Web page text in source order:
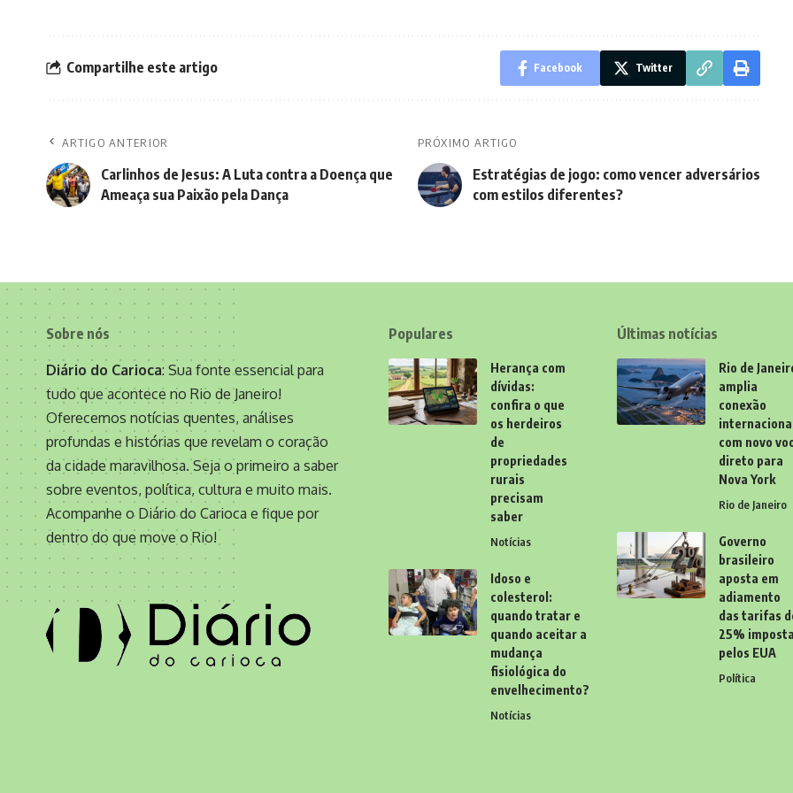
Compartilhe este artigo Facebook Twitter
ARTIGO ANTERIOR
Carlinhos de Jesus: A Luta contra a Doença que
Ameaça sua Paixão pela Dança
PRÓXIMO ARTIGO
Estratégias de jogo: como vencer adversários
com estilos diferentes?
Sobre nós
Diário do Carioca: Sua fonte essencial para
tudo que acontece no Rio de Janeiro!
Oferecemos notícias quentes, análises
profundas e histórias que revelam o coração
da cidade maravilhosa. Seja o primeiro a saber
sobre eventos, política, cultura e muito mais.
Acompanhe o Diário do Carioca e fique por
dentro do que move o Rio!
Populares
Herança com
dívidas:
confira o que
os herdeiros
de
propriedades
rurais
precisam
saber
Notícias
Idoso e
colesterol:
quando tratar e
quando aceitar a
mudança
fisiológica do
envelhecimento?
Notícias
Últimas notícias
Rio de
amplia
conexão
internacional
com novo
direto para
Nova York
Rio de Janeiro
Governo
brasileiro
aposta em
adiamento
das tarifas
25%
pelos EUA
Política